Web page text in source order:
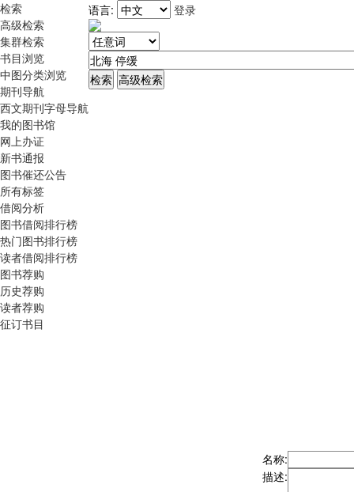
检索
高级检索
集群检索
书目浏览
中图分类浏览
期刊导航
西文期刊字母导航
我的图书馆
网上办证
新书通报
图书催还公告
所有标签
借阅分析
图书借阅排行榜
热门图书排行榜
读者借阅排行榜
图书荐购
历史荐购
读者荐购
征订书目
语言: 登录
名称:
描述: